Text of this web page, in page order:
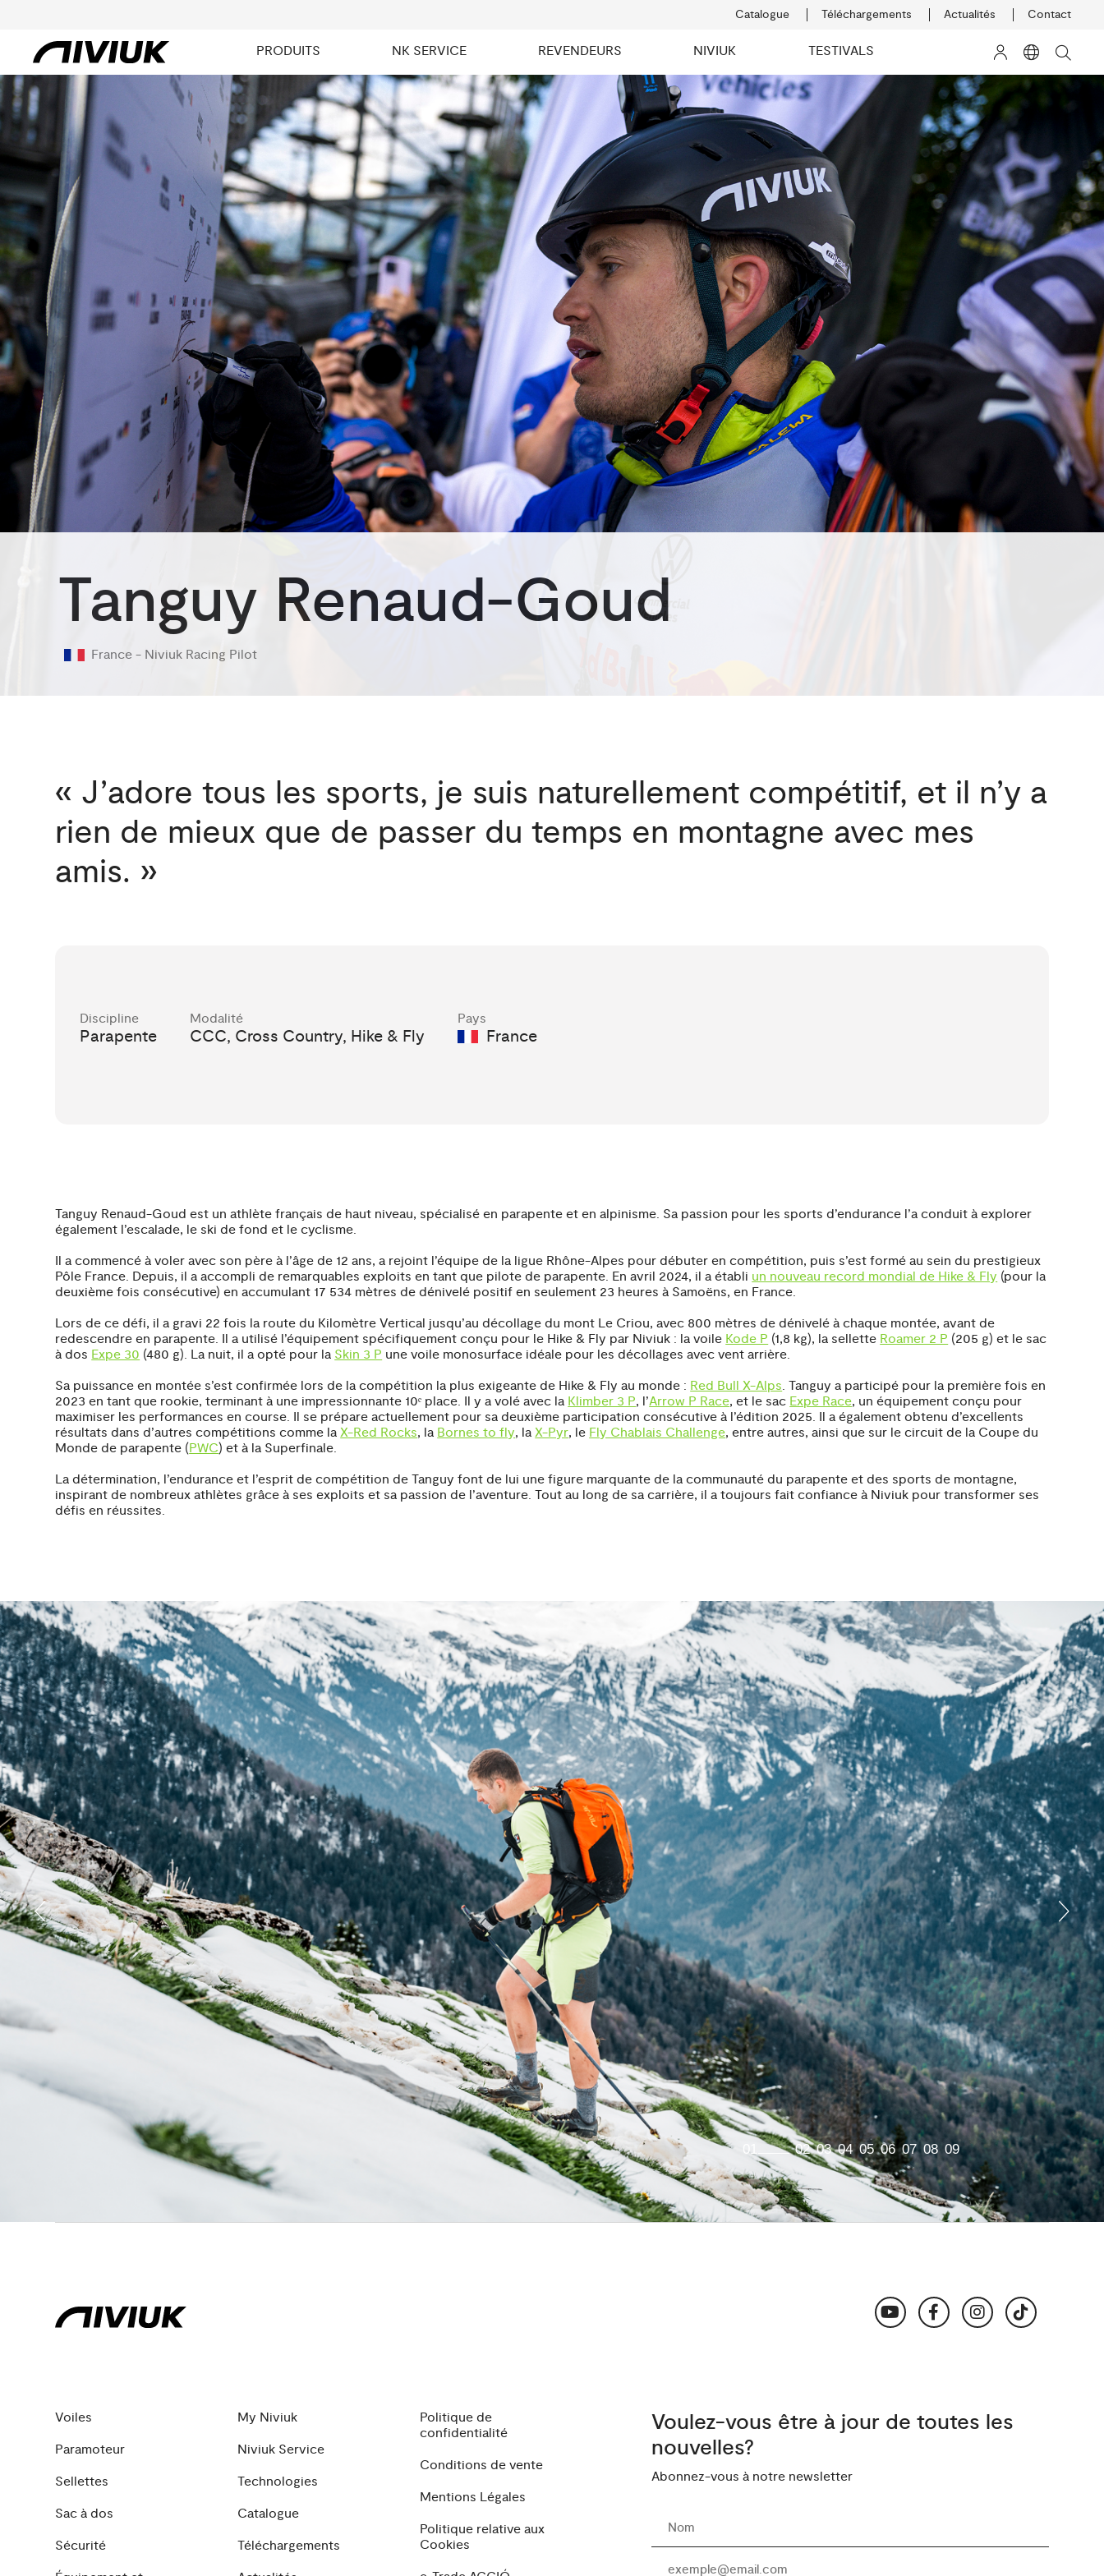
Catalogue Téléchargements Actualités Contact
PRODUITS NK SERVICE REVENDEURS NIVIUK TESTIVALS
Tanguy Renaud-Goud
France - Niviuk Racing Pilot
« J’adore tous les sports, je suis naturellement compétitif, et il n’y a
rien de mieux que de passer du temps en montagne avec mes
amis. »
Discipline
Parapente
Modalité
CCC, Cross Country, Hike & Fly
Pays
France
Tanguy Renaud-Goud est un athlète français de haut niveau, spécialisé en parapente et en alpinisme. Sa passion pour les sports d’endurance l’a conduit à explorer
également l’escalade, le ski de fond et le cyclisme.
Il a commencé à voler avec son père à l’âge de 12 ans, a rejoint l’équipe de la ligue Rhône-Alpes pour débuter en compétition, puis s’est formé au sein du prestigieux
Pôle France. Depuis, il a accompli de remarquables exploits en tant que pilote de parapente. En avril 2024, il a établi un nouveau record mondial de Hike & Fly (pour la
deuxième fois consécutive) en accumulant 17 534 mètres de dénivelé positif en seulement 23 heures à Samoëns, en France.
Lors de ce défi, il a gravi 22 fois la route du Kilomètre Vertical jusqu’au décollage du mont Le Criou, avec 800 mètres de dénivelé à chaque montée, avant de
redescendre en parapente. Il a utilisé l’équipement spécifiquement conçu pour le Hike & Fly par Niviuk : la voile Kode P (1,8 kg), la sellette Roamer 2 P (205 g) et le sac
à dos Expe 30 (480 g). La nuit, il a opté pour la Skin 3 P une voile monosurface idéale pour les décollages avec vent arrière.
Sa puissance en montée s’est confirmée lors de la compétition la plus exigeante de Hike & Fly au monde : Red Bull X-Alps. Tanguy a participé pour la première fois en
2023 en tant que rookie, terminant à une impressionnante 10ᵉ place. Il y a volé avec la Klimber 3 P, l’Arrow P Race, et le sac Expe Race, un équipement conçu pour
maximiser les performances en course. Il se prépare actuellement pour sa deuxième participation consécutive à l’édition 2025. Il a également obtenu d’excellents
résultats dans d’autres compétitions comme laX-Red Rocks, la Bornes to fly, laX-Pyr, le Fly Chablais Challenge, entre autres, ainsi que sur le circuit de la Coupe du
Monde de parapente (PWC) et à la Superfinale.
La détermination, l’endurance et l’esprit de compétition de Tanguy font de lui une figure marquante de la communauté du parapente et des sports de montagne,
inspirant de nombreux athlètes grâce à ses exploits et sa passion de l’aventure. Tout au long de sa carrière, il a toujours fait confiance à Niviuk pour transformer ses
défis en réussites.
01 02 03 04 05 06 07 08 09
Voiles
Paramoteur
Sellettes
Sac à dos
Sécurité
My Niviuk
Niviuk Service
Technologies
Catalogue
Téléchargements
Politique de
confidentialité
Conditions de vente
Mentions Légales
Politique relative aux
Cookies
Voulez-vous être à jour de toutes les
nouvelles?
Abonnez-vous à notre newsletter